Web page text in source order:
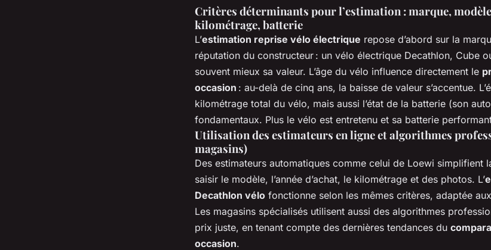
Critères déterminants pour l’estimation : marque,
kilométrage, batterie
L’estimation reprise vélo électrique repose d’abord sur la
réputation du constructeur : un vélo électrique Decathlon, Cube
souvent mieux sa valeur. L’âge du vélo influence directement le
occasion : au-delà de cinq ans, la baisse de valeur s’accentue.
kilométrage total du vélo, mais aussi l’état de la batterie (son
fondamentaux. Plus le vélo est entretenu et sa batterie
Utilisation des estimateurs en ligne et algorithmes
magasins)
Des estimateurs automatiques comme celui de Loewi simplifient
saisir le modèle, l’année d’achat, le kilométrage et des photos. L’
Decathlon vélo fonctionne selon les mêmes critères, adaptée
Les magasins spécialisés utilisent aussi des algorithmes
prix juste, en tenant compte des dernières tendances du
occasion.